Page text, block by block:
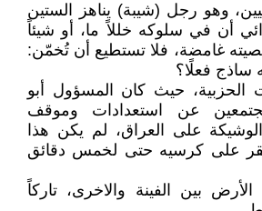
وهو رجل (شيبة) يناهز الستين
أن في سلوكه خللاً ما، أو شيئاً
غامضة، فلا تستطيع أن تُخمّن:
ساذج فعلًا؟
الحزبية، حيث كان المسؤول أبو
عن استعدادات وموقف
على العراق، لم يكن هذا
على كرسيه حتى لخمس دقائق
بين الفينة والاخرى، تاركاً